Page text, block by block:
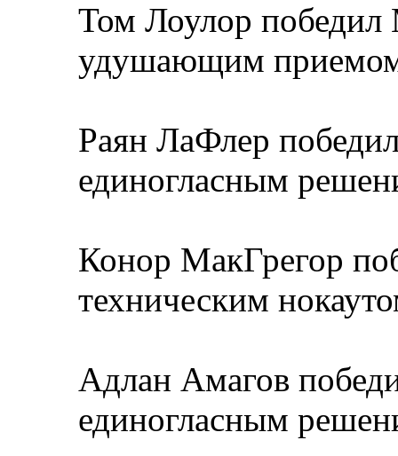
Том Лоулор победил
удушающим
Раян ЛаФлер
единогласным
Конор МакГрегор
техническим
Адлан Амагов
единогласным